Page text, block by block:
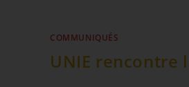
COMMUNIQUÉS
UNIE rencontre